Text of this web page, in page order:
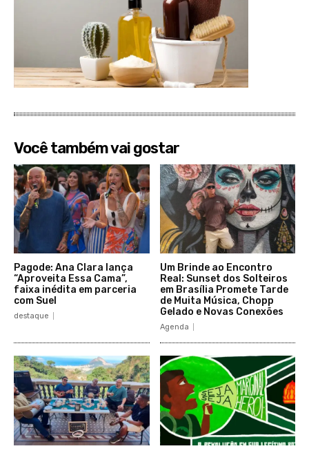
Você também vai gostar
Pagode: Ana Clara lança
“Aproveita Essa Cama”,
faixa inédita em parceria
com Suel
destaque
Um Brinde ao Encontro
Real: Sunset dos Solteiros
em Brasília Promete Tarde
de Muita Música, Chopp
Gelado e Novas Conexões
Agenda